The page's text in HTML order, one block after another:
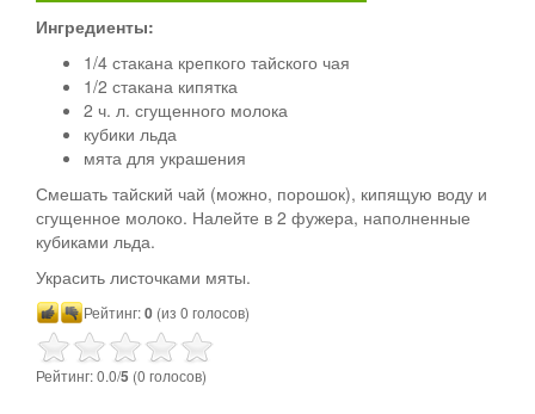
Ингредиенты:
1/4 стакана крепкого тайского чая
1/2 стакана кипятка
2 ч. л. сгущенного молока
кубики льда
мята для украшения
Смешать тайский чай (можно, порошок), кипящую воду и
сгущенное молоко. Налейте в 2 фужера, наполненные
кубиками льда.
Украсить листочками мяты.
Рейтинг:0 (из 0 голосов)
Рейтинг: 0.0/5 (0 голосов)